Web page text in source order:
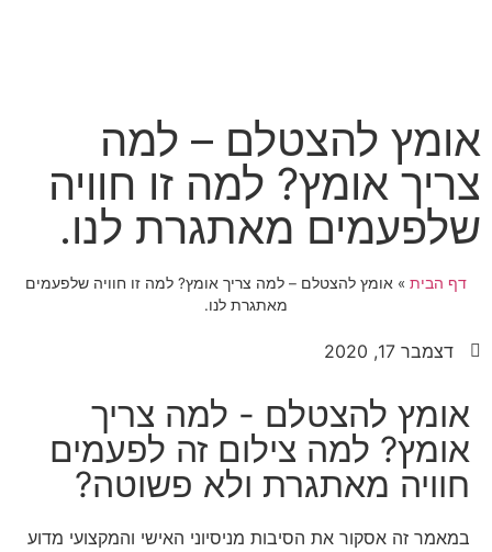
אומץ להצטלם – למה
צריך אומץ? למה זו חוויה
שלפעמים מאתגרת לנו.
דף הבית » אומץ להצטלם – למה צריך אומץ? למה זו חוויה שלפעמים
מאתגרת לנו.
דצמבר 17, 2020
אומץ להצטלם - למה צריך
אומץ? למה צילום זה לפעמים
חוויה מאתגרת ולא פשוטה?
במאמר זה אסקור את הסיבות מניסיוני האישי והמקצועי מדוע